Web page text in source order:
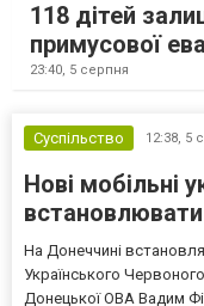
118 дітей
примусової
23:40, 5 серпня
Суспільство 12:38, 5
Нові мобільні
встановлювати
На Донеччині
Українського
Донецької ОВА Вадим